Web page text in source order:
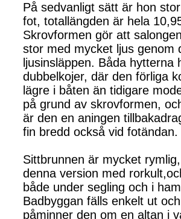
På sedvanligt sätt är hon
fot, totallängden är hela
Skrovformen gör att
stor med mycket ljus genom
ljusinsläppen. Båda hytterna
dubbelkojer, där den förliga
lägre i båten än tidigare
på grund av skrovformen,
är den en aningen
fin bredd också vid fotändan.
Sittbrunnen är mycket
denna version med
både under segling och i
Badbyggan fälls enkelt ut
påminner den om en altan i